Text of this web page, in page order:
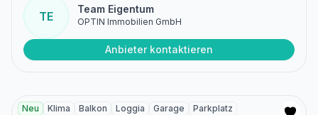
TE
Team Eigentum
OPTIN Immobilien GmbH
Anbieter kontaktieren
Neu Klima Balkon Loggia Garage
Parkplatz